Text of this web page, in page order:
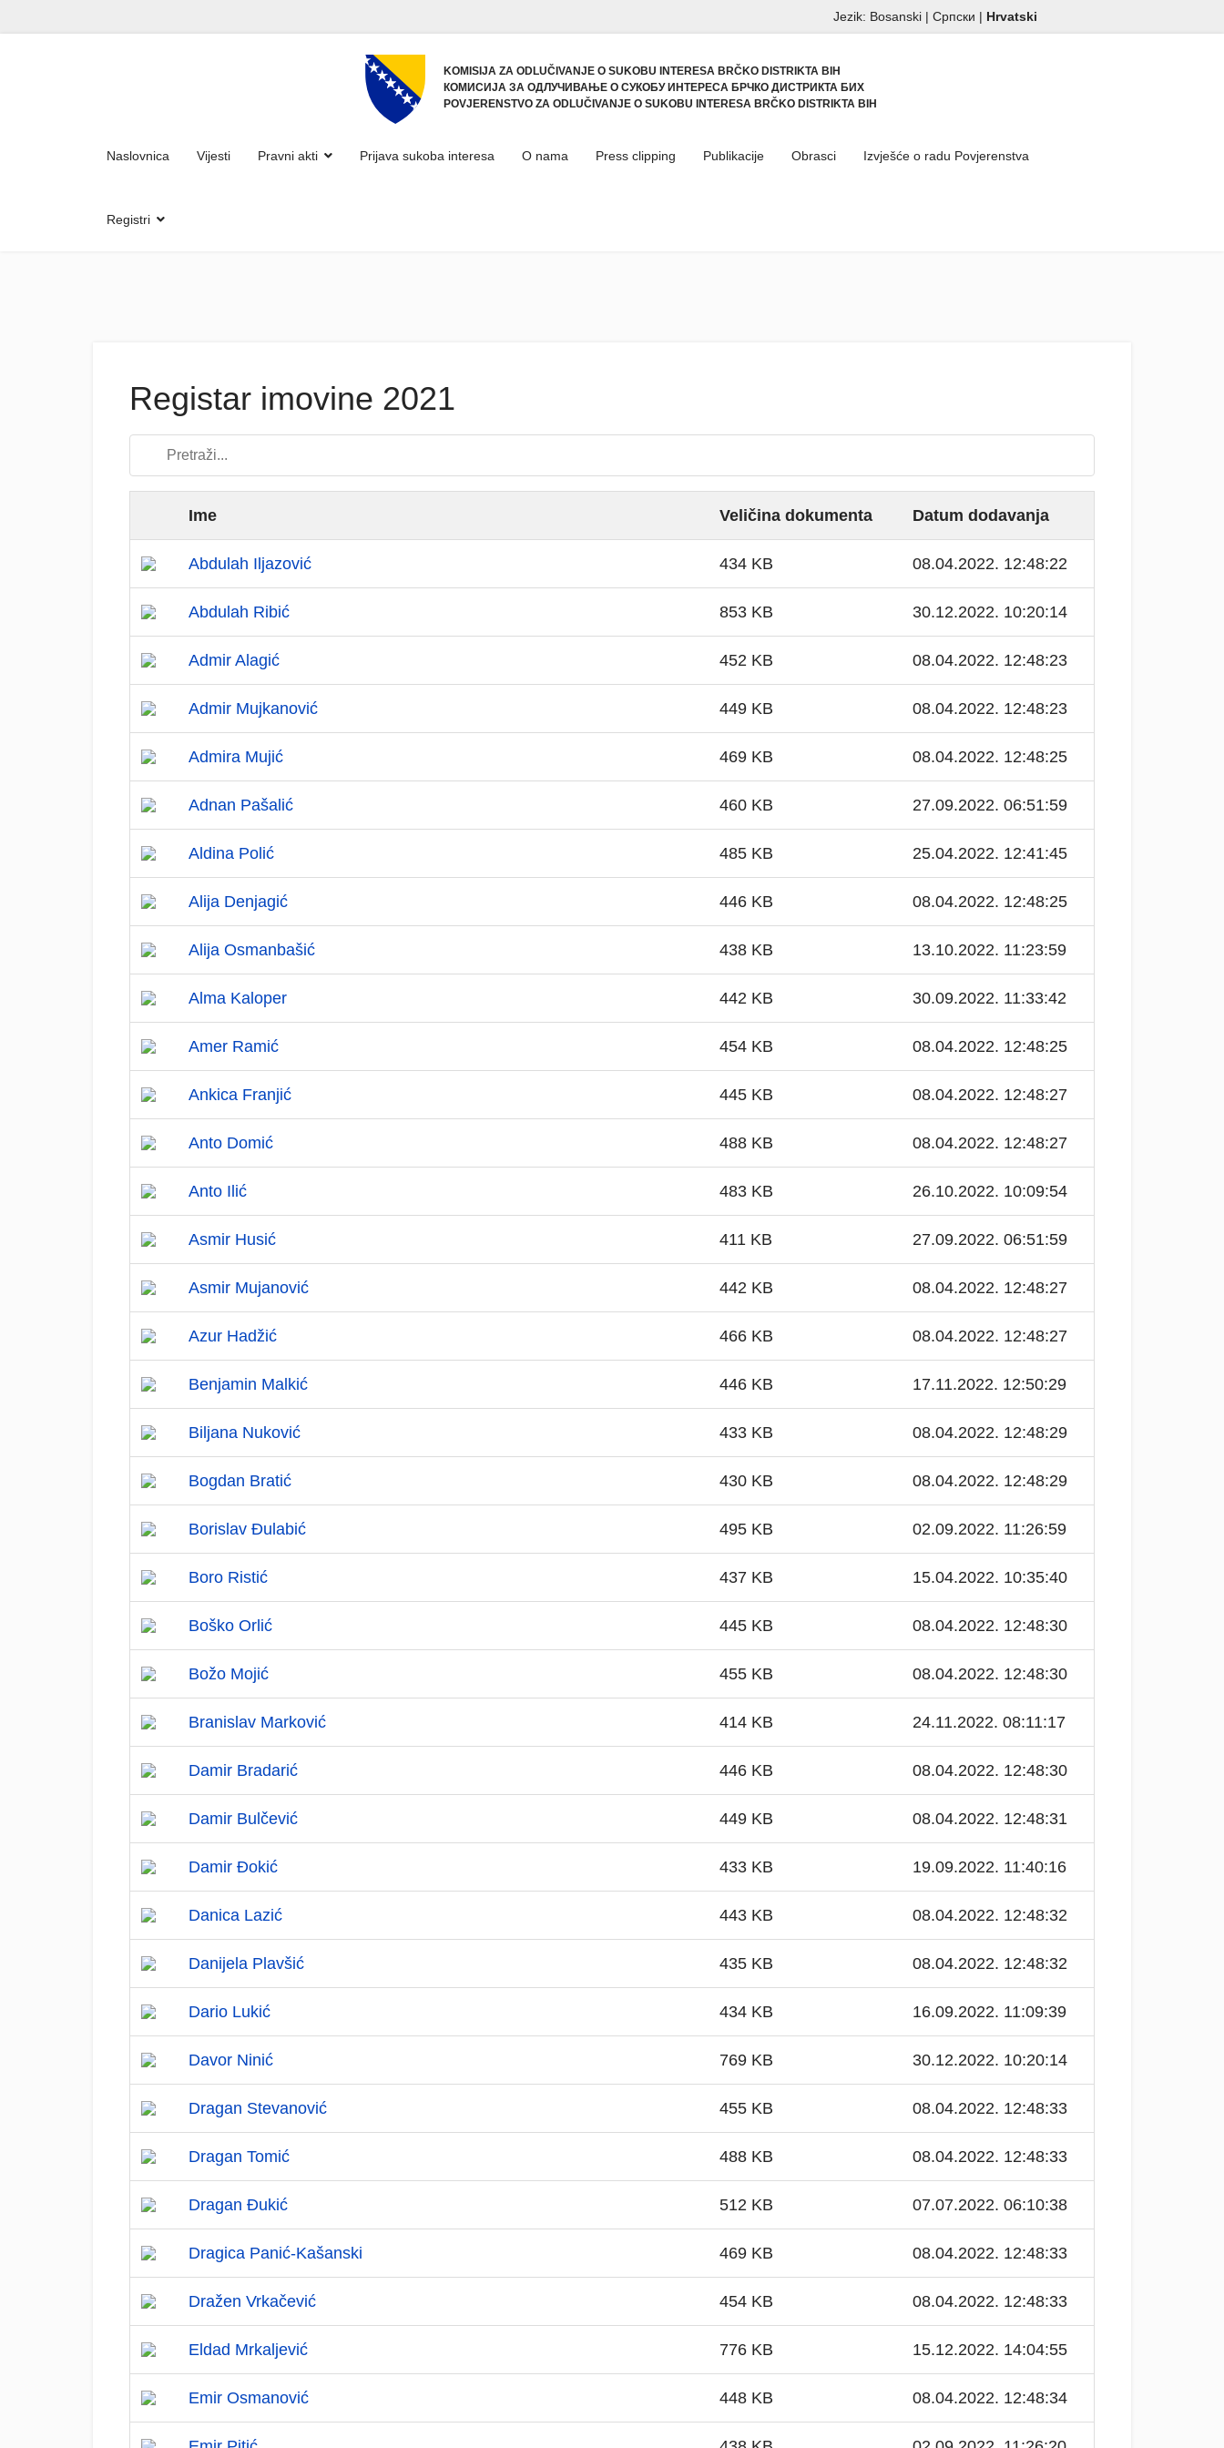
Jezik: Bosanski |Српски | Hrvatski
KOMISIJA ZA ODLUČIVANJE O SUKOBU INTERESA BRČKO DISTRIKTA BIH
КОМИСИЈА ЗА ОДЛУЧИВАЊЕ О СУКОБУ ИНТЕРЕСА БРЧКО ДИСТРИКТА БИХ
POVJERENSTVO ZA ODLUČIVANJE O SUKOBU INTERESA BRČKO DISTRIKTA BIH
Naslovnica Vijesti Pravni akti Prijava sukoba interesa O nama Press clipping Publikacije Obrasci Izvješće o radu Povjerenstva
Registri
Registar imovine 2021
Ime Veličina dokumenta Datum dodavanja
Abdulah Iljazović 434 KB 08.04.2022. 12:48:22
Abdulah Ribić 853 KB 30.12.2022. 10:20:14
Admir Alagić 452 KB 08.04.2022. 12:48:23
Admir Mujkanović 449 KB 08.04.2022. 12:48:23
Admira Mujić 469 KB 08.04.2022. 12:48:25
Adnan Pašalić 460 KB 27.09.2022. 06:51:59
Aldina Polić 485 KB 25.04.2022. 12:41:45
Alija Denjagić 446 KB 08.04.2022. 12:48:25
Alija Osmanbašić 438 KB 13.10.2022. 11:23:59
Alma Kaloper 442 KB 30.09.2022. 11:33:42
Amer Ramić 454 KB 08.04.2022. 12:48:25
Ankica Franjić 445 KB 08.04.2022. 12:48:27
Anto Domić 488 KB 08.04.2022. 12:48:27
Anto Ilić 483 KB 26.10.2022. 10:09:54
Asmir Husić 411 KB 27.09.2022. 06:51:59
Asmir Mujanović 442 KB 08.04.2022. 12:48:27
Azur Hadžić 466 KB 08.04.2022. 12:48:27
Benjamin Malkić 446 KB 17.11.2022. 12:50:29
Biljana Nuković 433 KB 08.04.2022. 12:48:29
Bogdan Bratić 430 KB 08.04.2022. 12:48:29
Borislav Đulabić 495 KB 02.09.2022. 11:26:59
Boro Ristić 437 KB 15.04.2022. 10:35:40
Boško Orlić 445 KB 08.04.2022. 12:48:30
Božo Mojić 455 KB 08.04.2022. 12:48:30
Branislav Marković 414 KB 24.11.2022. 08:11:17
Damir Bradarić 446 KB 08.04.2022. 12:48:30
Damir Bulčević 449 KB 08.04.2022. 12:48:31
Damir Đokić 433 KB 19.09.2022. 11:40:16
Danica Lazić 443 KB 08.04.2022. 12:48:32
Danijela Plavšić 435 KB 08.04.2022. 12:48:32
Dario Lukić 434 KB 16.09.2022. 11:09:39
Davor Ninić 769 KB 30.12.2022. 10:20:14
Dragan Stevanović 455 KB 08.04.2022. 12:48:33
Dragan Tomić 488 KB 08.04.2022. 12:48:33
Dragan Đukić 512 KB 07.07.2022. 06:10:38
Dragica Panić-Kašanski 469 KB 08.04.2022. 12:48:33
Dražen Vrkačević 454 KB 08.04.2022. 12:48:33
Eldad Mrkaljević 776 KB 15.12.2022. 14:04:55
Emir Osmanović 448 KB 08.04.2022. 12:48:34